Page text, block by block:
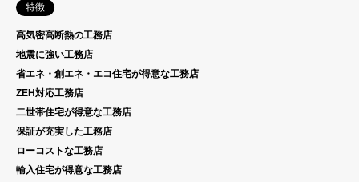
特徴
高気密高断熱の工務店
地震に強い工務店
省エネ・創エネ・エコ住宅が得意な工務店
ZEH対応工務店
二世帯住宅が得意な工務店
保証が充実した工務店
ローコストな工務店
輸入住宅が得意な工務店